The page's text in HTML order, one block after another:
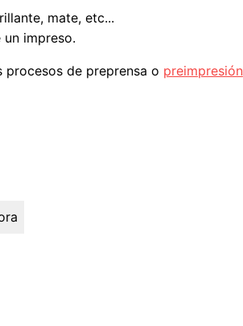
mate, etc...
impreso.
de preprensa o preimpresión